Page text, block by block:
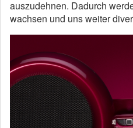
auszudehnen. Dadurch
wachsen und uns weiter